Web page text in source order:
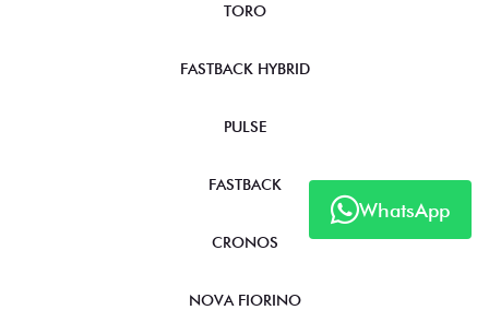
WhatsApp
TORO
FASTBACK HYBRID
PULSE
FASTBACK
CRONOS
NOVA FIORINO